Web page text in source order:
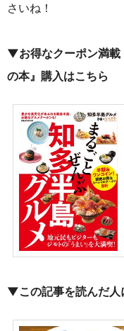
さいね！
▼お得なクーポン満載
の本』購入はこちら
▼この記事を読んだ人